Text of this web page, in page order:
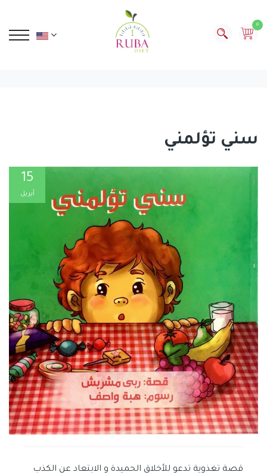
0
سني تؤلمني
15
أبريل
قصة تغذوية تدعو للأخلاق الحميدة و الابتعاد عن الكذب